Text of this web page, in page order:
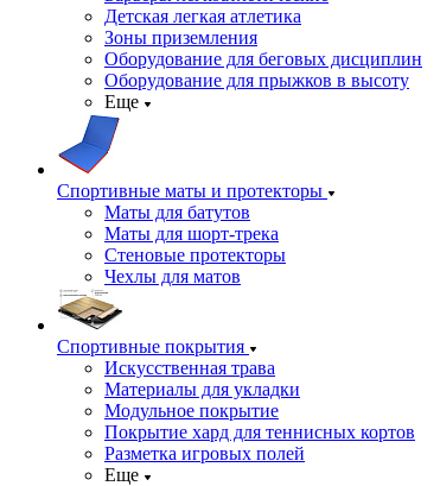
Детская легкая атлетика
Зоны приземления
Оборудование для беговых дисциплин
Оборудование для прыжков в высоту
Еще
Спортивные маты и протекторы
Маты для батутов
Маты для шорт-трека
Стеновые протекторы
Чехлы для матов
Спортивные покрытия
Искусственная трава
Материалы для укладки
Модульное покрытие
Покрытие хард для теннисных кортов
Разметка игровых полей
Еще